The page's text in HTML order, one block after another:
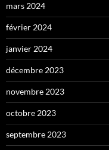
mars 2024
février 2024
janvier 2024
décembre 2023
novembre 2023
octobre 2023
septembre 2023